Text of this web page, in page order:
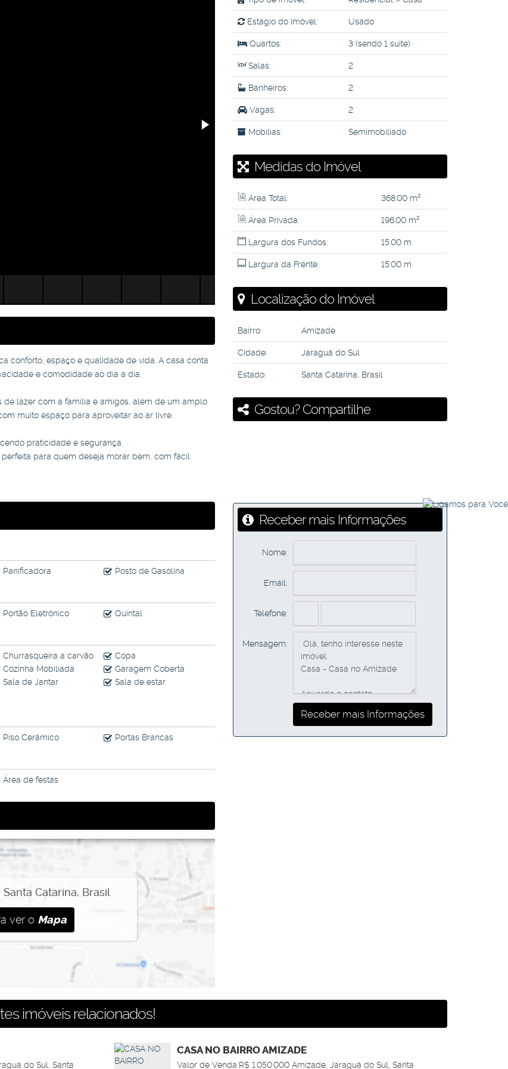
conforto, espaço e qualidade de vida. A casa conta
e comodidade ao dia a dia.
lazer com a família e amigos, além de um amplo
muito espaço para aproveitar ao ar livre.
praticidade e segurança.
para quem deseja morar bem, com fácil
Panificadora Posto de Gasolina
Portão Eletrônico Quintal
Churrasqueira a carvão
Copa
Cozinha Mobiliada
Garagem Coberta
Sala de Jantar
Sala de estar
Piso Cerâmico Portas Brancas
Área de festas
Santa Catarina, Brasil
ver o Mapa
Estágio do Imóvel: Usado
Quartos: 3 (sendo 1 suíte)
Salas: 2
Banheiros: 2
Vagas: 2
Mobílias: Semimobiliado
Medidas do Imóvel
Área Total: 368.00 m²
Área Privada: 196.00 m²
Largura dos Fundos: 15.00 m
Largura da Frente: 15.00 m
Localização do Imóvel
Bairro: Amizade
Cidade: Jaraguá do Sul
Estado: Santa Catarina, Brasil
Gostou? Compartilhe
Receber mais Informações
Nome:
Email:
Telefone:
Mensagem:
imóveis relacionados!
do Sul, Santa
CASA NO BAIRRO AMIZADE
R$ 1.050.000
Valor de Venda
Amizade, Jaraguá do Sul, Santa